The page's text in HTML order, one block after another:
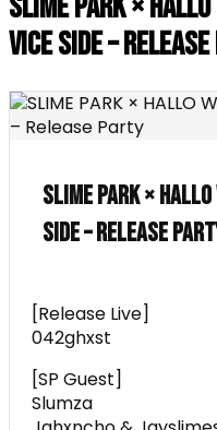
VICE SIDE –
SLIME PARK ×
SIDE – Release
[Release Live]
042ghxst
[SP Guest]
Slumza